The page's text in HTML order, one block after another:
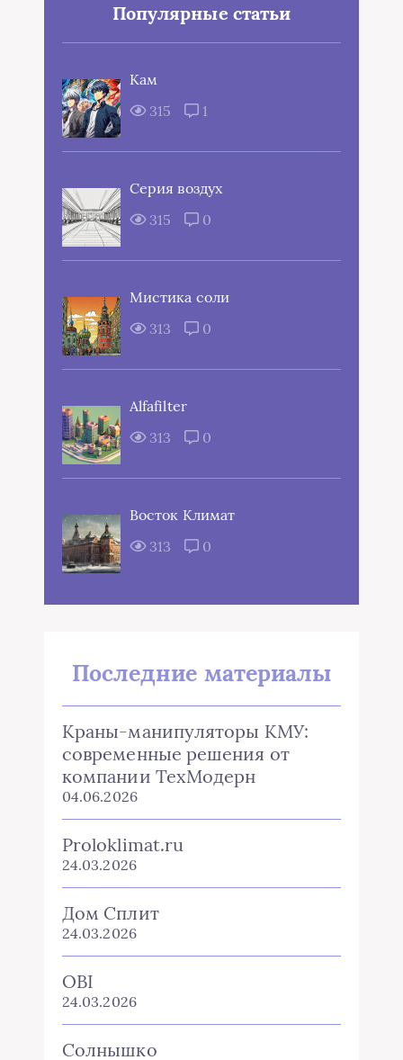
Популярные статьи
Кам
315
1
Серия воздух
315
0
Мистика соли
313
0
Alfafilter
313
0
Восток Климат
313
0
Последние материалы
Краны-манипуляторы КМУ:
современные решения от
компании ТехМодерн
04.06.2026
Proloklimat.ru
24.03.2026
Дом Сплит
24.03.2026
OBI
24.03.2026
Солнышко